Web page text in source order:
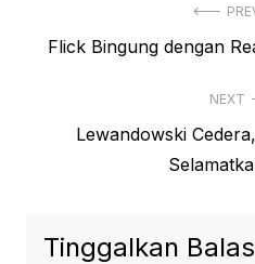
pos
Previous
Flick Bingung dengan
NEXT
Lewandowski
Tinggalkan